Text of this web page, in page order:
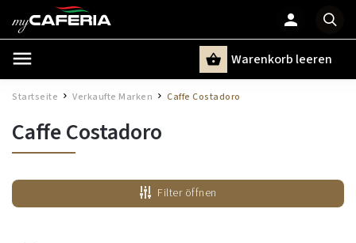
Warenkorb leeren
Startseite / Verkaufte Marken / Caffe Costadoro
Caffe Costadoro
Filter öffnen